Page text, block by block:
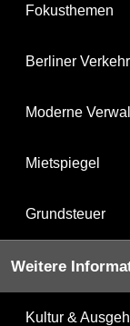
Fokusthemen
Berliner
Moderne
Mietspiegel
Grundsteuer
Weitere
Kultur &